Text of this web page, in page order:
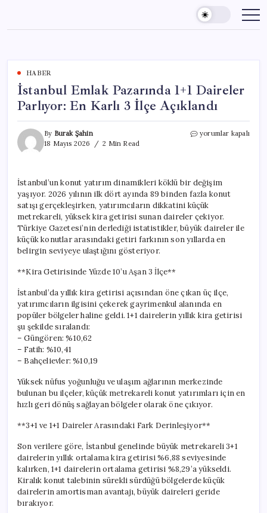
content
HABER
İstanbul Emlak Pazarında 1+1 Daireler
Parlıyor: En Karlı 3 İlçe Açıklandı
By Burak Şahin
18 Mayıs 2026
2 Min Read
İstanbul
Parlıyor:
En
Karlı
3
İlçe
Açıklandı
için
yorumlar kapalı
İstanbul’un konut yatırım dinamikleri köklü bir değişim
yaşıyor. 2026 yılının ilk dört ayında 89 binden fazla konut
satışı gerçekleşirken, yatırımcıların dikkatini küçük
metrekareli, yüksek kira getirisi sunan daireler çekiyor.
Türkiye Gazetesi’nin derlediği istatistikler, büyük daireler ile
küçük konutlar arasındaki getiri farkının son yıllarda en
belirgin seviyeye ulaştığını gösteriyor.
**Kira Getirisinde Yüzde 10’u Aşan 3 İlçe**
İstanbul’da yıllık kira getirisi açısından öne çıkan üç ilçe,
yatırımcıların ilgisini çekerek gayrimenkul alanında en
popüler bölgeler haline geldi. 1+1 dairelerin yıllık kira getirisi
şu şekilde sıralandı:
– Güngören: %10,62
– Fatih: %10,41
– Bahçelievler: %10,19
Yüksek nüfus yoğunluğu ve ulaşım ağlarının merkezinde
bulunan bu ilçeler, küçük metrekareli konut yatırımları için en
hızlı geri dönüş sağlayan bölgeler olarak öne çıkıyor.
**3+1 ve 1+1 Daireler Arasındaki Fark Derinleşiyor**
Son verilere göre, İstanbul genelinde büyük metrekareli 3+1
dairelerin yıllık ortalama kira getirisi %6,88 seviyesinde
kalırken, 1+1 dairelerin ortalama getirisi %8,29’a yükseldi.
Kiralık konut talebinin sürekli sürdüğü bölgelerde küçük
dairelerin amortisman avantajı, büyük daireleri geride
bırakıyor.